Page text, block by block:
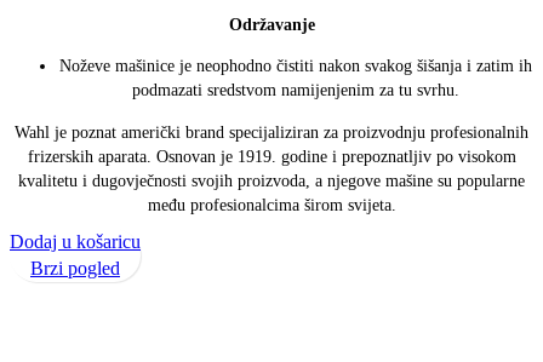
Održavanje
Noževe mašinice je neophodno čistiti nakon svakog šišanja i zatim ih
podmazati sredstvom namijenjenim za tu svrhu.
Wahl je poznat američki brand specijaliziran za proizvodnju profesionalnih
frizerskih aparata. Osnovan je 1919. godine i prepoznatljiv po visokom
kvalitetu i dugovječnosti svojih proizvoda, a njegove mašine su popularne
među profesionalcima širom svijeta.
Dodaj u košaricu
Brzi pogled